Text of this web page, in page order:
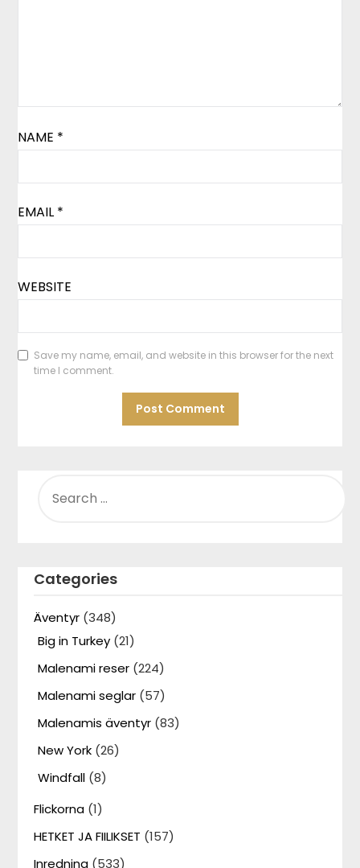
NAME *
EMAIL *
WEBSITE
Save my name, email, and website in this browser for the next
time I comment.
FOR:
Categories
Äventyr (348)
Big in Turkey (21)
Malenami reser (224)
Malenami seglar (57)
Malenamis äventyr (83)
New York (26)
Windfall (8)
Flickorna (1)
HETKET JA FIILIKSET (157)
Inredning (533)